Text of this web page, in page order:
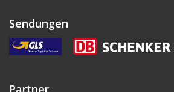
Sendungen
Partner